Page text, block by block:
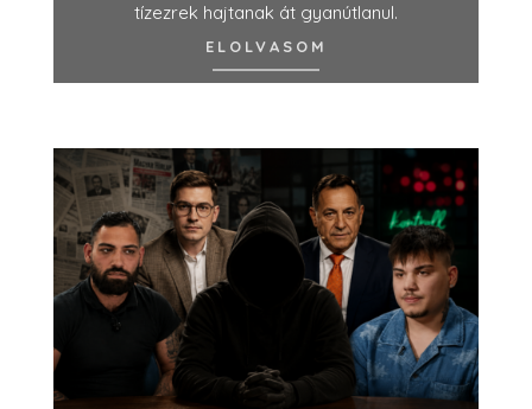
tízezrek hajtanak át gyanútlanul.
ELOLVASOM